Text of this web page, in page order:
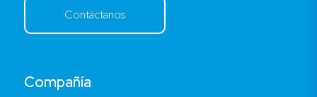
Compañía
Contáctanos